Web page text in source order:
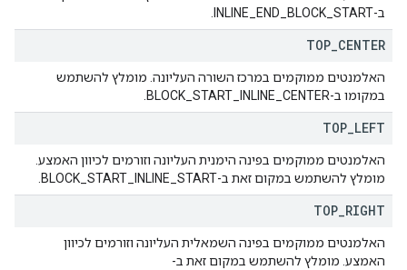
ב-INLINE_END_BLOCK_START.
TOP CENTER
האלמנטים ממוקמים במרכז השורה העליונה. מומלץ להשתמש
במקומו ב-BLOCK_START_INLINE_CENTER.
TOP LEFT
האלמנטים ממוקמים בפינה הימנית העליונה וזורמים לכיוון האמצע.
מומלץ להשתמש במקום זאת ב-BLOCK_START_INLINE_START.
TOP RIGHT
האלמנטים ממוקמים בפינה השמאלית העליונה וזורמים לכיוון
האמצע. מומלץ להשתמש במקום זאת ב-